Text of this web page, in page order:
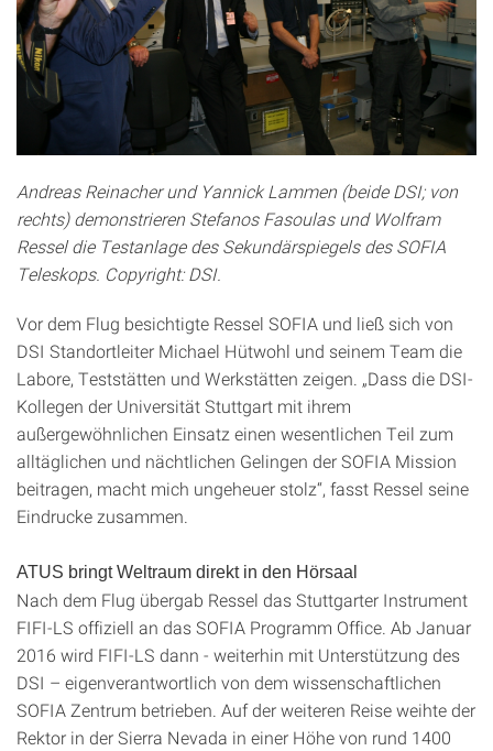
Andreas Reinacher und Yannick Lammen (beide DSI; von
rechts) demonstrieren Stefanos Fasoulas und Wolfram
Ressel die Testanlage des Sekundärspiegels des SOFIA
Teleskops. Copyright: DSI.
Vor dem Flug besichtigte Ressel SOFIA und ließ sich von
DSI Standortleiter Michael Hütwohl und seinem Team die
Labore, Teststätten und Werkstätten zeigen. „Dass die DSI-
Kollegen der Universität Stuttgart mit ihrem
außergewöhnlichen Einsatz einen wesentlichen Teil zum
alltäglichen und nächtlichen Gelingen der SOFIA Mission
beitragen, macht mich ungeheuer stolz“, fasst Ressel seine
Eindrucke zusammen.
ATUS bringt Weltraum direkt in den Hörsaal
Nach dem Flug übergab Ressel das Stuttgarter Instrument
FIFI-LS offiziell an das SOFIA Programm Office. Ab Januar
2016 wird FIFI-LS dann - weiterhin mit Unterstützung des
DSI – eigenverantwortlich von dem wissenschaftlichen
SOFIA Zentrum betrieben. Auf der weiteren Reise weihte der
Rektor in der Sierra Nevada in einer Höhe von rund 1400